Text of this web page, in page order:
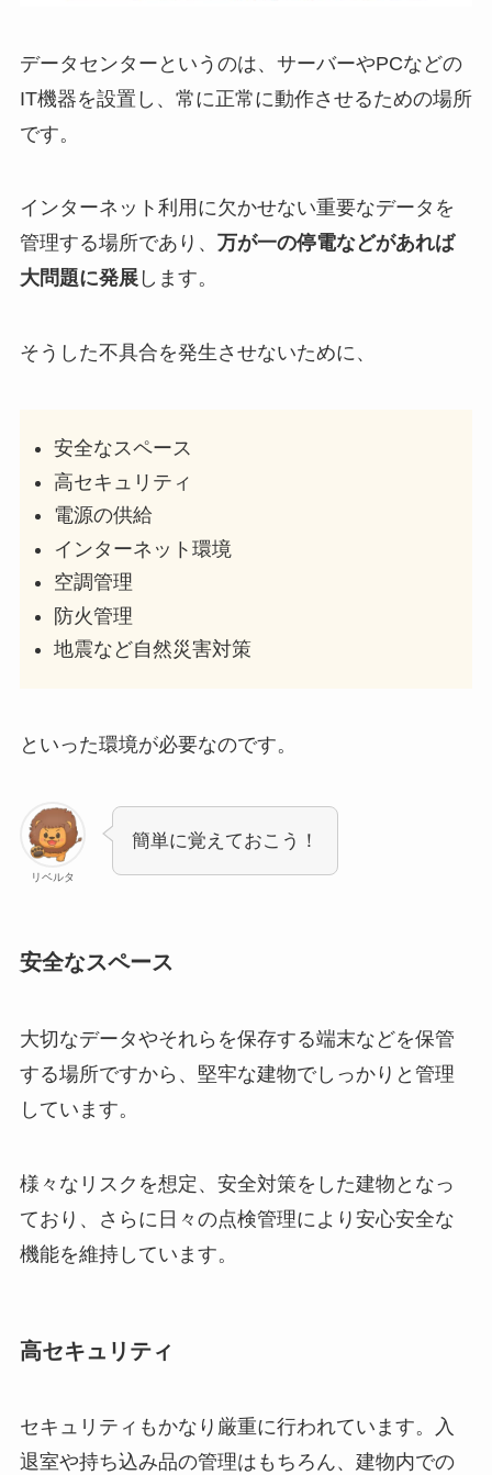
データセンターというのは、サーバーやPCなどの
IT機器を設置し、常に正常に動作させるための場所
です。
インターネット利用に欠かせない重要なデータを
管理する場所であり、 万が一の停電などがあれば
大問題に発展します。
そうした不具合を発生させないために、
安全なスペース
高セキュリティ
電源の供給
インターネット環境
空調管理
防火管理
地震など自然災害対策
といった環境が必要なのです。
リベルタ
簡単に覚えておこう！
安全なスペース
大切なデータやそれらを保存する端末などを保管
する場所ですから、堅牢な建物でしっかりと管理
しています。
様々なリスクを想定、安全対策をした建物となっ
ており、さらに日々の点検管理により安心安全な
機能を維持しています。
高セキュリティ
セキュリティもかなり厳重に行われています。入
退室や持ち込み品の管理はもちろん、建物内での